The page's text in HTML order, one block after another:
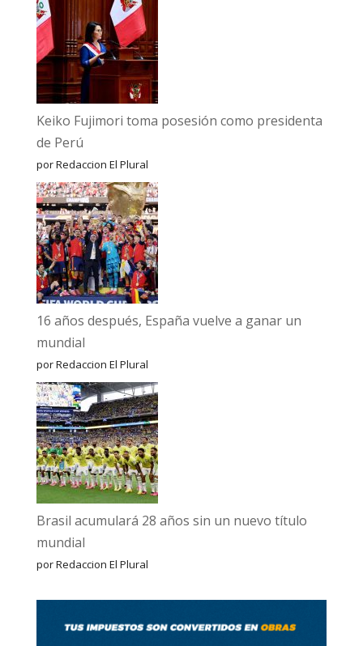
Keiko Fujimori toma posesión como presidenta
de Perú
por Redaccion El Plural
16 años después, España vuelve a ganar un
mundial
por Redaccion El Plural
Brasil acumulará 28 años sin un nuevo título
mundial
por Redaccion El Plural